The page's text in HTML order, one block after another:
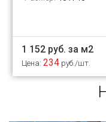
1 152 руб. за м2
Цена: 234 руб./шт.